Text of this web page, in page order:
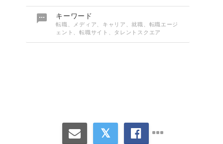
 キーワード
転職、メディア、キャリア、就職、転職エージ
ェント、転職サイト、タレントスクエア